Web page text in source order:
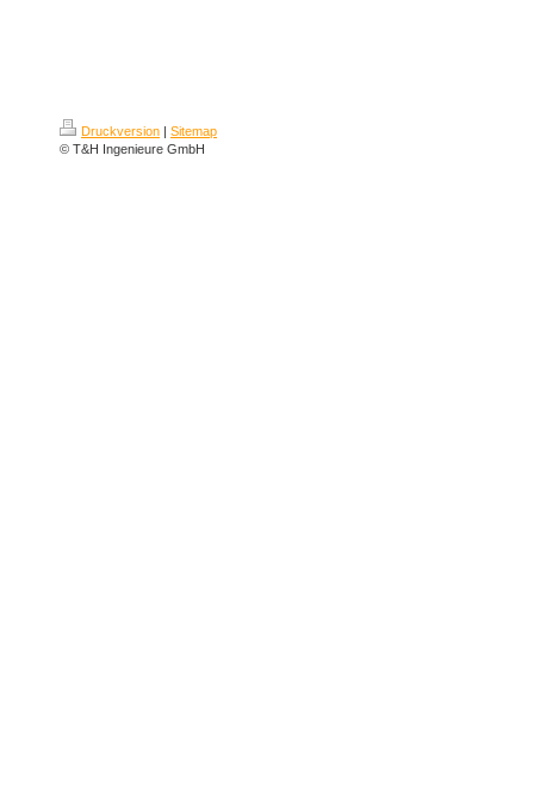
Druckversion | Sitemap
© T&H Ingenieure GmbH